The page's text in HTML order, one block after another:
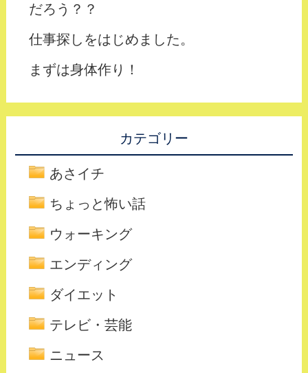
だろう？？
仕事探しをはじめました。
まずは身体作り！
カテゴリー
あさイチ
ちょっと怖い話
ウォーキング
エンディング
ダイエット
テレビ・芸能
ニュース